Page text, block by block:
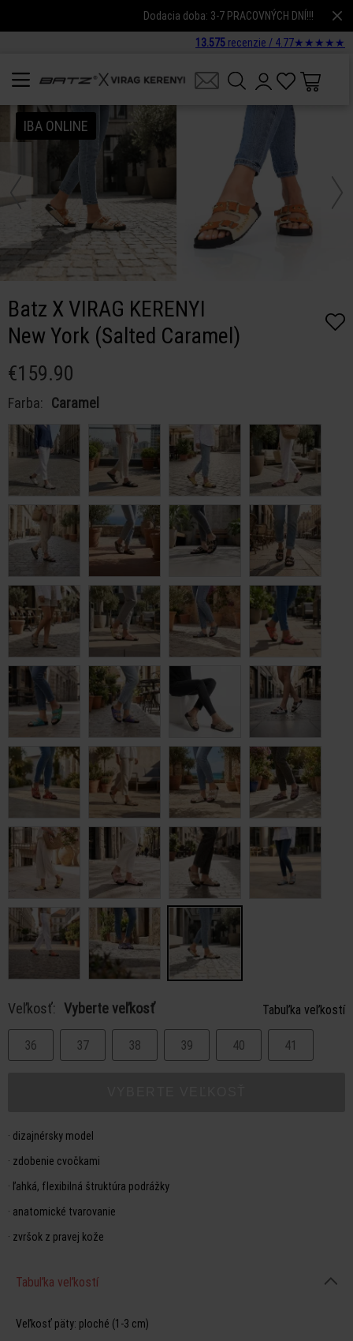
Dodacia doba: 3-7 PRACOVNÝCH DNÍ!!!
13.575 recenzie / 4.77★ ★ ★ ★ ★
IBA ONLINE
Batz X VIRAG KERENYI
New York (Salted Caramel)
€159.90
Farba: Caramel
Veľkosť: Vyberte veľkosť Tabuľka veľkostí
36 37 38 39 40 41
· dizajnérsky model
· zdobenie cvočkami
· ľahká, flexibilná štruktúra podrážky
· anatomické tvarovanie
· zvršok z pravej kože
Tabuľka veľkostí
Veľkosť päty: ploché (1-3 cm)